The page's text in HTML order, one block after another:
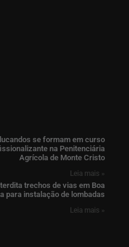
se formam em curso
na Penitenciária
Agrícola de Monte Cristo
Leia mais »
trechos de vias em Boa
para instalação de lombadas
Leia mais »